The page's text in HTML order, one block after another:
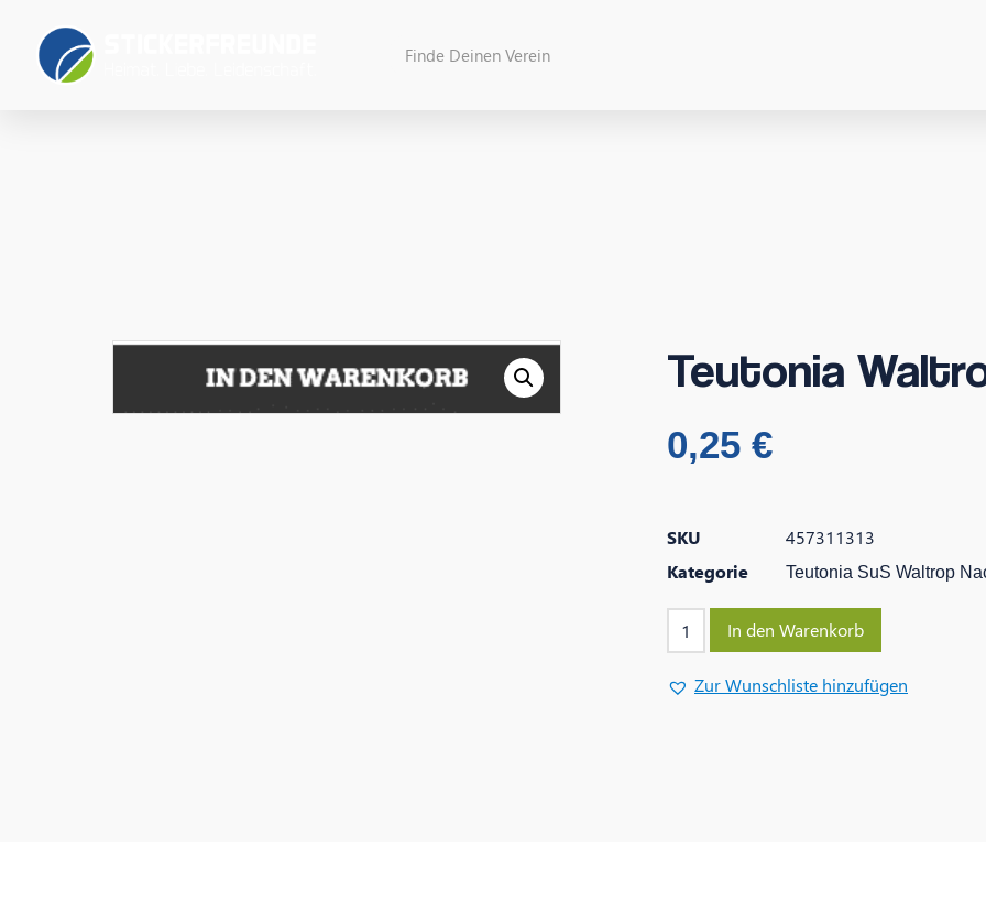
Teutonia
0,25 €
SKU
457311313
Kategorie
Teutonia SuS Waltrop
In den Warenkorb
Zur Wunschliste hinzufügen